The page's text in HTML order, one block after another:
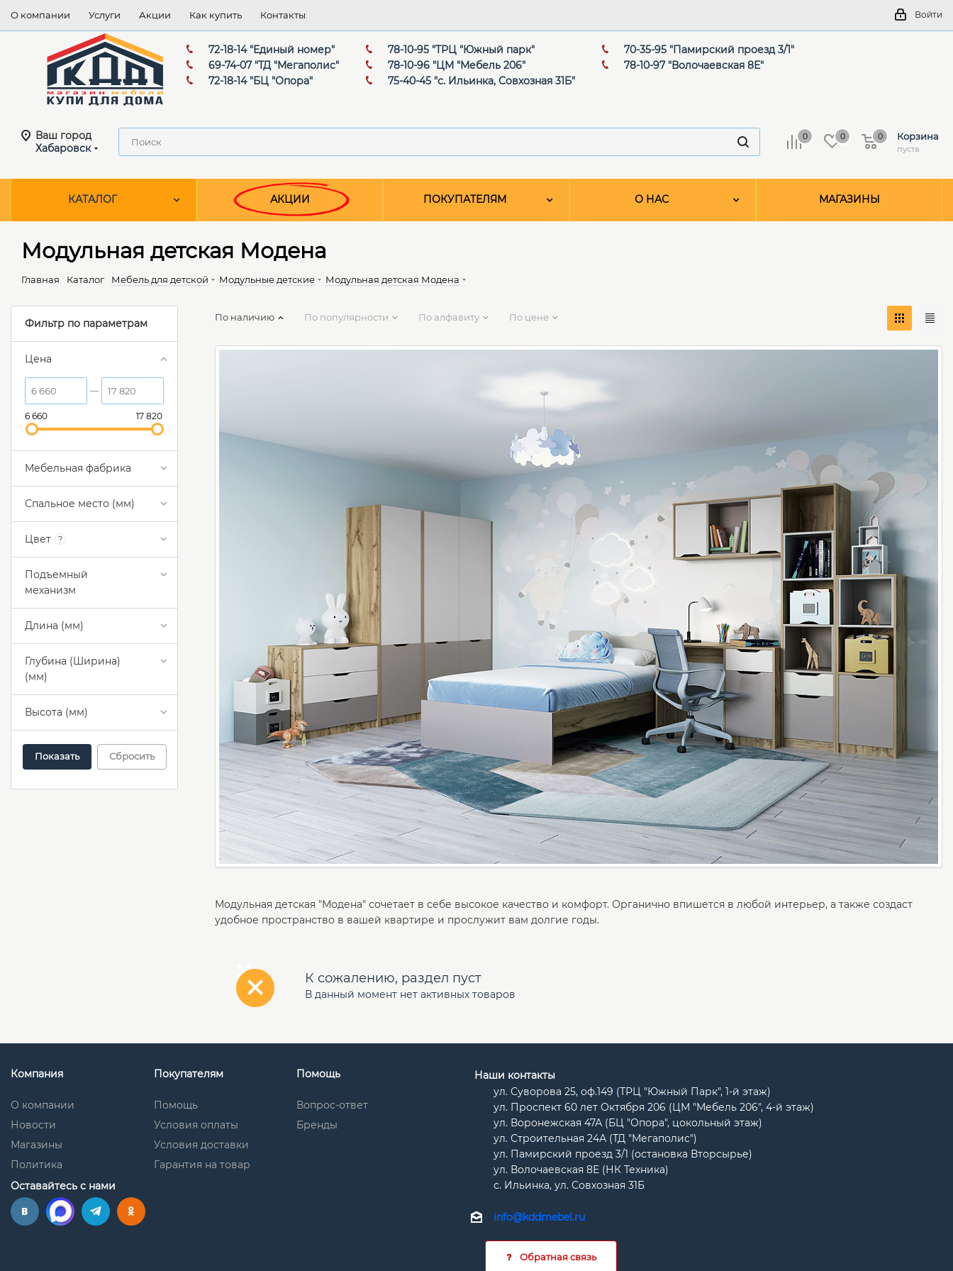
О компании Услуги Акции Как купить Контакты Войти
72-18-14 "Единый номер"
69-74-07 "ТД "Мегаполис"
72-18-14 "БЦ "Опора"
78-10-95 "ТРЦ "Южный парк"
78-10-96 "ЦМ "Мебель 206"
75-40-45 "с. Ильинка, Совхозная 31Б"
70-35-95 "Памирский проезд 3/1"
78-10-97 "Волочаевская 8Е"
Ваш город
Хабаровск
0 0 Корзина
пуста
0
КАТАЛОГ АКЦИИ ПОКУПАТЕЛЯМ О НАС МАГАЗИНЫ
Модульная детская Модена
Главная Каталог Мебель для детской Модульные детские Модульная детская Модена
По наличию По популярности По алфавиту По цене
Модульная детская "Модена" сочетает в себе высокое качество и комфорт. Органично впишется в любой интерьер, а также создаст
удобное пространство в вашей квартире и прослужит вам долгие годы.
К сожалению, раздел пуст
В данный момент нет активных товаров
Фильтр по параметрам
Цена
6 660 17 820
Мебельная фабрика
Спальное место (мм)
Цвет ?
Подъемный
механизм
Длина (мм)
Глубина (Ширина)
(мм)
Высота (мм)
Сбросить
Компания
О компании
Новости
Магазины
Политика
Покупателям
Помощь
Условия оплаты
Условия доставки
Гарантия на товар
Помощь
Вопрос-ответ
Бренды
Оставайтесь с нами
Наши контакты
ул. Суворова 25, оф.149 (ТРЦ "Южный Парк", 1-й этаж)
ул. Проспект 60 лет Октября 206 (ЦМ "Мебель 206", 4-й этаж)
ул. Воронежская 47А (БЦ "Опора", цокольный этаж)
ул. Строительная 24А (ТД "Мегаполис")
ул. Памирский проезд 3/1 (остановка Вторсырье)
ул. Волочаевская 8Е (НК Техника)
с. Ильинка, ул. Совхозная 31Б
info@kddmebel.ru
Обратная связь